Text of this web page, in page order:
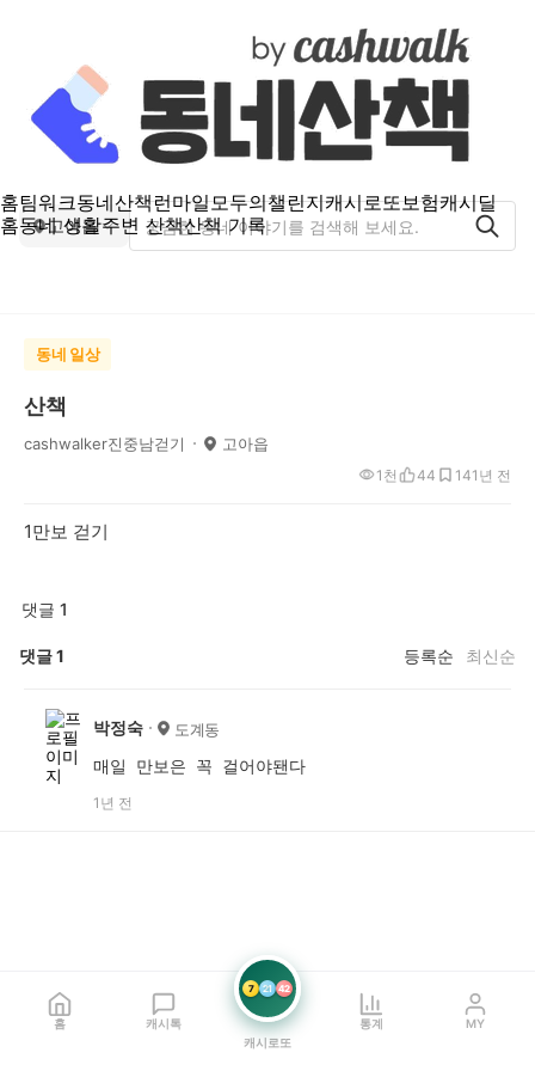
홈팀워크동네산책런마일모두의챌린지캐시로또보험캐시딜
홈동네 생활주변 산책산책 기록
고아읍
동네 일상
산책
cashwalker진중남걷기 고아읍
1년 전
1천 44 14
1만보 걷기
댓글 1
댓글1 등록순 최신순
박정숙 도계동
매일 만보은 꼭 걸어야됀다
1년 전
홈 캐시톡
7 21 42
캐시로또
통계 MY